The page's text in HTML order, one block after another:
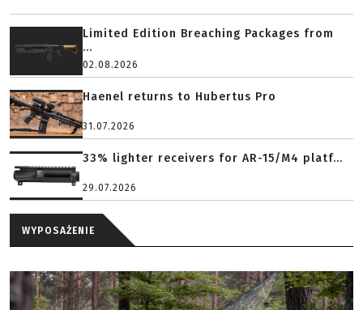
Limited Edition Breaching Packages from
...
02.08.2026
Haenel returns to Hubertus Pro
31.07.2026
33% lighter receivers for AR-15/M4 platf...
29.07.2026
WYPOSAŻENIE